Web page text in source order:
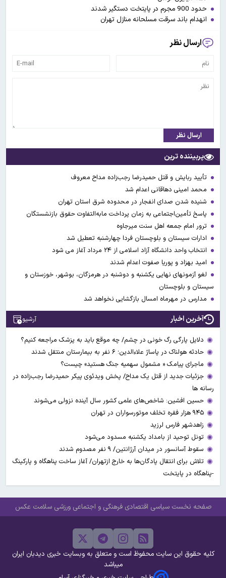
حدود 900 مجرم در پایتخت دستگیر شدند
انهدام باند سرقت مسلحانه منازل تهران
ارسال نظر
ارسال نظر
پربیننده ترین
تأیید ربایش و قتل حمیدرضا رجب‌زاده مداح معروف
محمد امینی دهاقانی اعدام شد
شنیده شدن صدای انفجار در محدوده شرق استان تهران
پاسخ تأمین‌اجتماعی به زمان پرداخت مابه‌التفاوت حقوق بازنشستگان
ترور امام جمعه اهل سنت میرجاوه
ادارات سیستان و بلوچستان فردا چهارشنبه تعطیل شد
انتخاب واحد دانشگاه آزاد اسلامی از ۲۴ مرداد آغاز می شود
امید بهزاد و پوریا صفوت اعدام شدند
لغو آزمونهای نهایی یکشنبه و دوشنبه در هرمزگان، بوشهر، خوزستان و
سیستان و بلوچستان
مدارس در مهرماه امسال بازگشایی نخواهد شد
آخرین اخبار آرشیو
دلایل پارگی رگ خونی در چشم/ چه موقع باید به پزشک مراجعه کنیم؟
حادثه هولناک در پاساژ علاءالدین؛ ۶ نفر به بیمارستان منتقل شدند
ماجرای پیامک « مشمول سهمیه جنگ هستید» چیست؟
جزئیات جدید از قتل یک مداح/ پخش ویدئوی پیکر حمیدرضا رجب‌زاده در
رسانه ها
حسین افشین: شاخص‌های علمی کشور سال آینده نزولی می‌شوند
۹۴۵ هزار فقره تخلف موتورسواران در تهران
زاهدشهر فارس لرزید
تونل توحید از بامداد یکشنبه مسدود می‌شود
سقوط آسانسور در میدان آرژانتین/ ۹ نفر مصدوم شدند
تلاش برای انتقال پادگان‌ها به خارج ازتهران/ آغاز ساخت پناهگاه و پارکینگ
-پناهگاه در پایتخت
صفحه نخست سیاسی اقتصادی فرهنگی و اجتماعی ورزشی سلامت عکس
کلیه حقوق این سایت محفوظ است و متعلق به وبسایت خبری دیدبان ایران
میباشد